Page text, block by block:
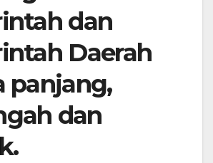
dan
Daerah
panjang,
dan